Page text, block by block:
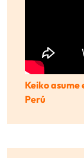
Keiko asume
Perú